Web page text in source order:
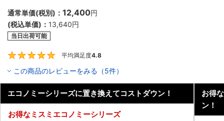
通常単価(税別)： 12,400円
(税込単価)： 13,640円
当日出荷可能
平均満足度4.8
この商品のレビューをみる（5件）
エコノミーシリーズに置き換えてコストダウン！
お得なミスミエコノミーシリーズ
お得
ン！